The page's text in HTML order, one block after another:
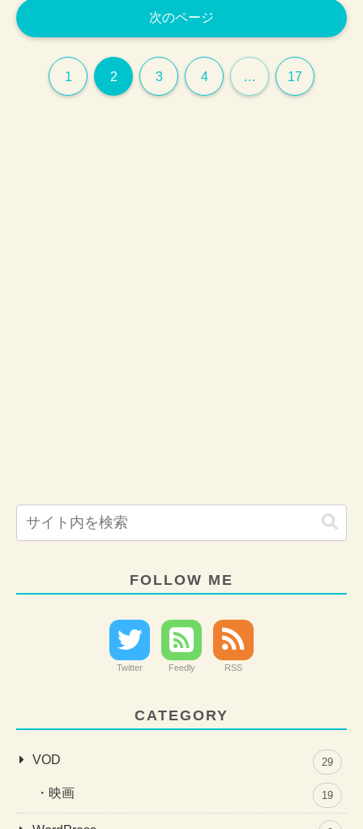
次のページ
1 2 3 4 … 17
FOLLOW ME
Twitter Feedly RSS
CATEGORY
VOD 29
映画 19